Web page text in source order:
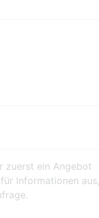
zuerst ein Angebot
Informationen aus,